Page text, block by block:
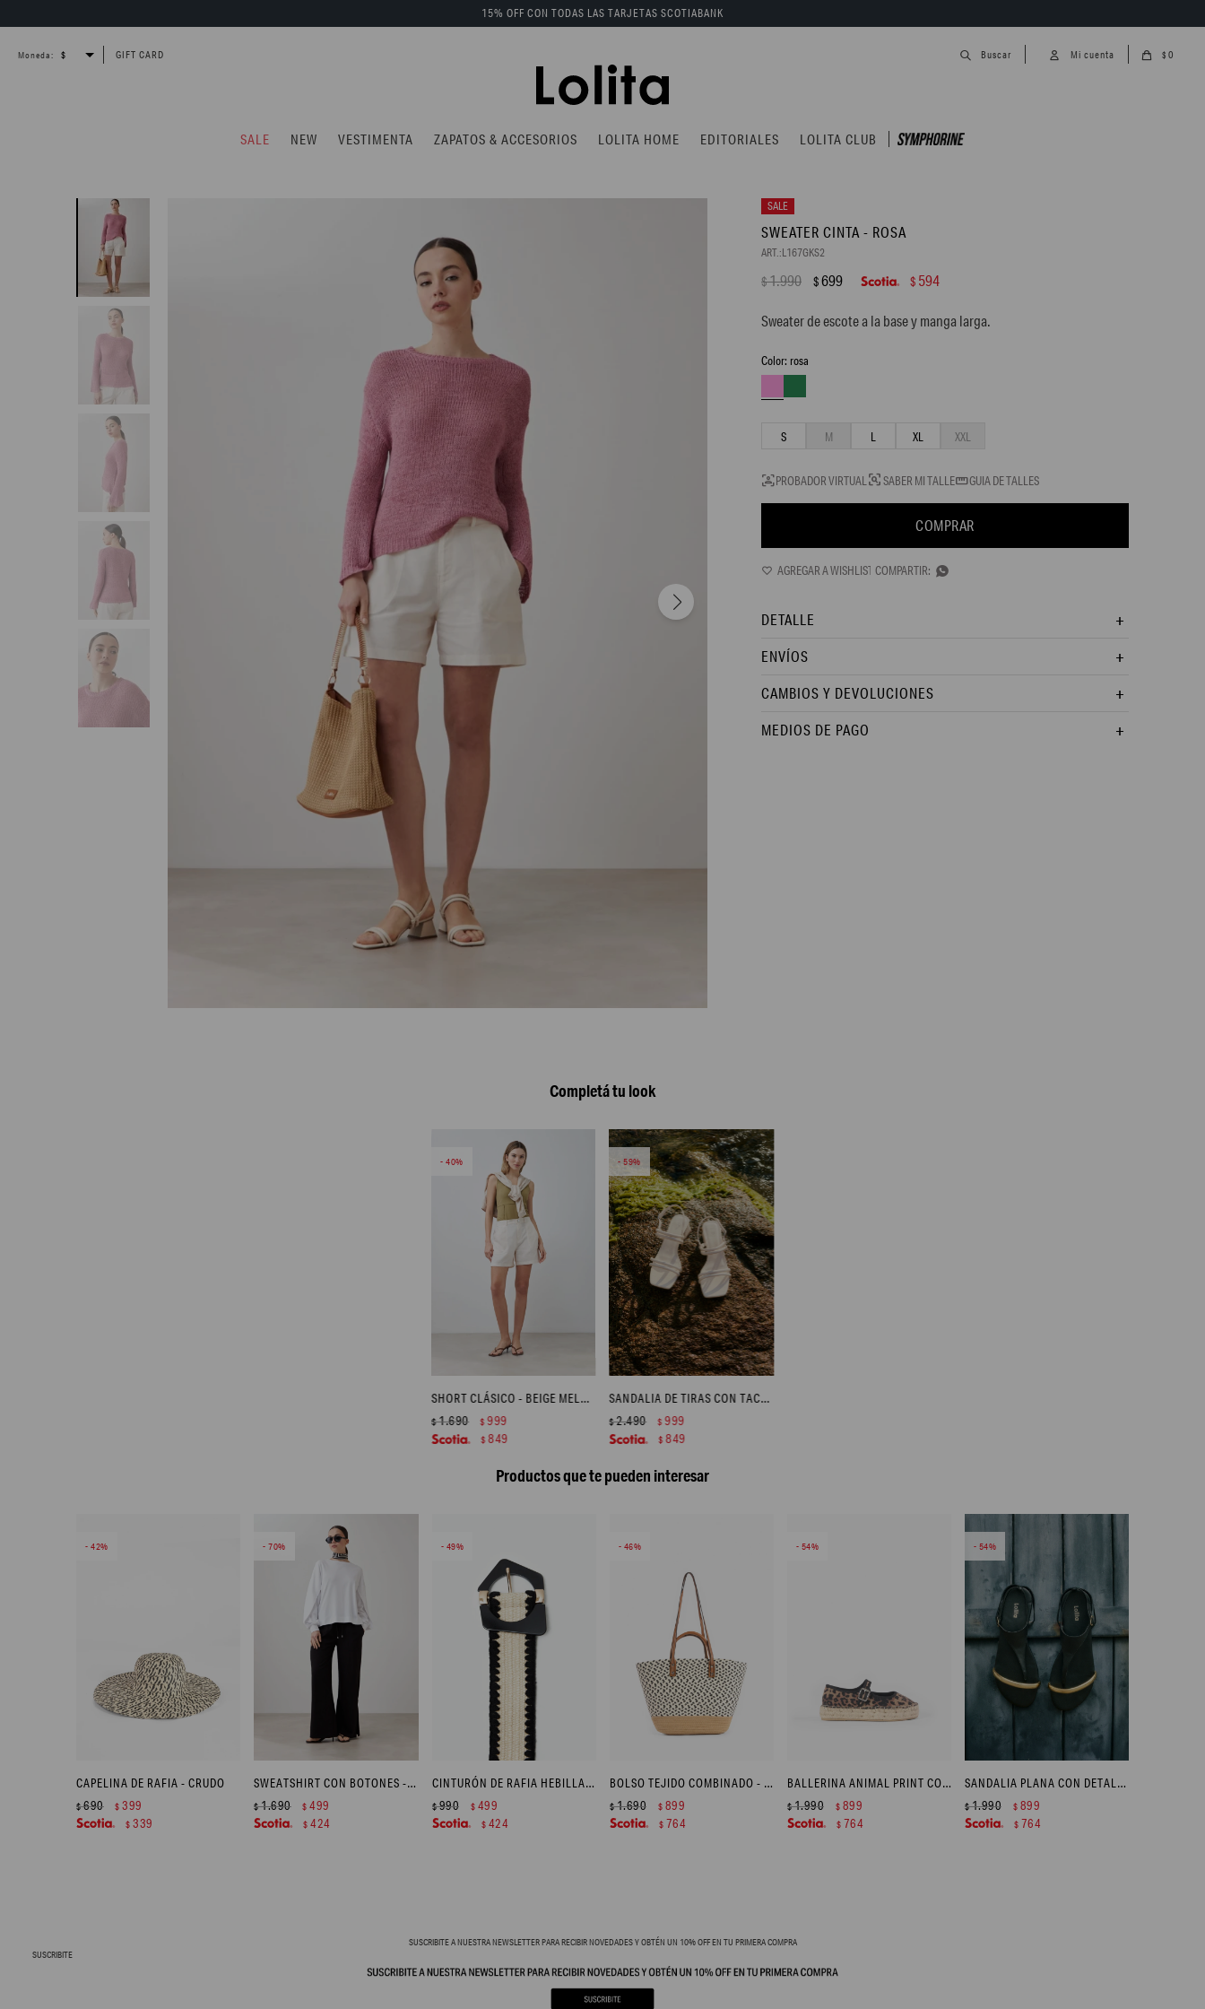
SALE NEW VESTIMENTA ZAPATOS & ACCESORIOS LOLITA HOME EDITORIALES LOLITA CLUB
$ 0
15% OFF CON TODAS LAS TARJETAS SCOTIABANK
Moneda: GIFT CARD
SWEATER CINTA - ROSA
L167GKS2
$1.990 $699 $ 594
Sweater de escote a la base y manga larga.
rosa
S M L XL XXL
PROBADOR VIRTUAL SABER MI TALLE GUIA DE TALLES
COMPRAR

DETALLE
ENVÍOS
CAMBIOS Y DEVOLUCIONES
MEDIOS DE PAGO
Completá tu look
40
SHORT CLÁSICO - BEIGE MELANGE
$1.690 $999
$849
59
SANDALIA DE TIRAS CON TACO MEDIO - CRUDO
$2.490 $999
$849
Productos que te pueden interesar
42
CAPELINA DE RAFIA - CRUDO
$690 $ 399
$ 339
70
SWEATSHIRT CON BOTONES - BLANCO
$1.690 $ 499
$ 424
49
CINTURÓN DE RAFIA HEBILLA GEOMÉTRICA - NEGRO
$990 $ 499
$ 424
46
BOLSO TEJIDO COMBINADO - CRUDO
$1.690 $ 899
$ 764
54
BALLERINA ANIMAL PRINT CON SUELA DE YUTE - NEGRO
$1.990 $ 899
$ 764
54
SANDALIA PLANA CON DETALLE METÁLICO - NEGRO
$1.990 $ 899
$ 764
SUSCRIBITE A NUESTRA NEWSLETTER PARA RECIBIR NOVEDADES Y OBTÉN UN 10% OFF EN TU PRIMERA COMPRA
SUSCRIBITE